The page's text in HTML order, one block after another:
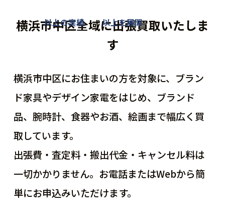
以上の実績 以上を展開
横浜市中区全域に出張買取いたしま
す
横浜市中区にお住まいの方を対象に、ブラン
ド家具やデザイン家電をはじめ、 ブランド
品、腕時計、食器やお酒、絵画まで幅広く買
取しています。
出張費・査定料・搬出代金・キャンセル料は
一切かかりません。お電話またはWebから簡
単にお申込みいただけます。